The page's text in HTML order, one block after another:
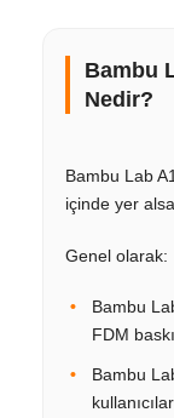
Bambu
Nedir?
Bambu Lab
içinde yer
Genel olarak:
Bambu
FDM
Bambu